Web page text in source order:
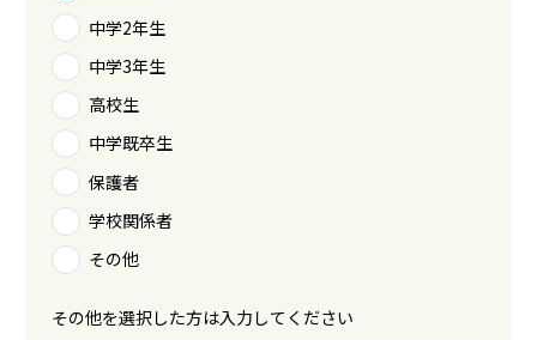
中学2年生
中学3年生
高校生
中学既卒生
保護者
学校関係者
その他
その他を選択した方は入力してください